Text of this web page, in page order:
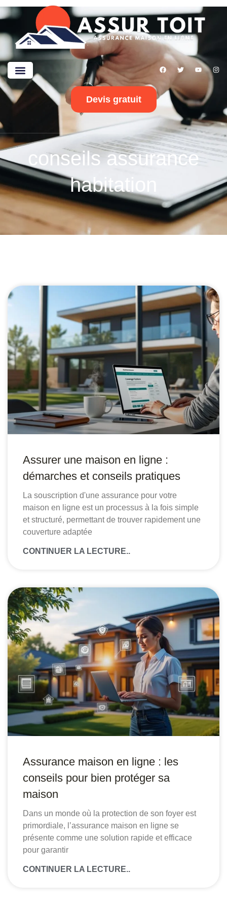
Devis gratuit
conseils assurance
habitation
Assurer une maison en ligne :
démarches et conseils pratiques
La souscription d'une assurance pour votre
maison en ligne est un processus à la fois simple
et structuré, permettant de trouver rapidement une
couverture adaptée
CONTINUER LA LECTURE..
Assurance maison en ligne : les
conseils pour bien protéger sa
maison
Dans un monde où la protection de son foyer est
primordiale, l’assurance maison en ligne se
présente comme une solution rapide et efficace
pour garantir
CONTINUER LA LECTURE..